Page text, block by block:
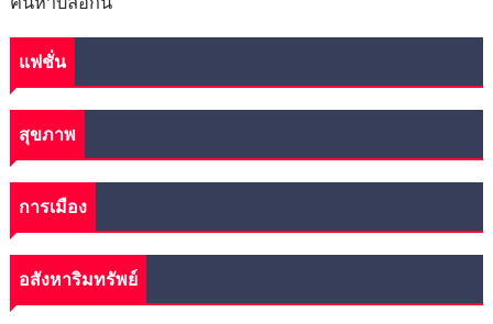
แฟชั่น
สุขภาพ
การเมือง
อสังหาริมทรัพย์